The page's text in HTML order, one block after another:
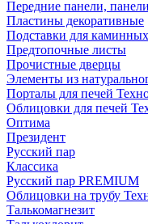
Передние панели,
Пластины декоративные
Подставки для
Предтопочные листы
Прочистные дверцы
Элементы из
Порталы для печей
Облицовки для печей
Оптима
Президент
Русский пар
Классика
Русский пар PREMIUM
Облицовки на трубу
Талькомагнезит